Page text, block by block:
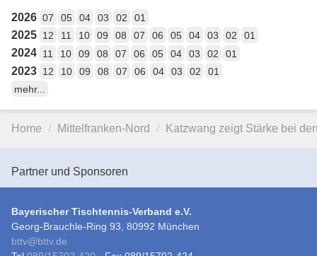
2026 07 05 04 03 02 01
2025 12 11 10 09 08 07 06 05 04 03 02 01
2024 11 10 09 08 07 06 05 04 03 02 01
2023 12 10 09 08 07 06 04 03 02
01
mehr...
Home Mittelfranken-Nord Katzwang zeigt Stärke bei
Partner und Sponsoren
Bayerischer Tischtennis-Verband e.V.
Georg-Brauchle-Ring 93, 80992 München
bttv@bttv.de